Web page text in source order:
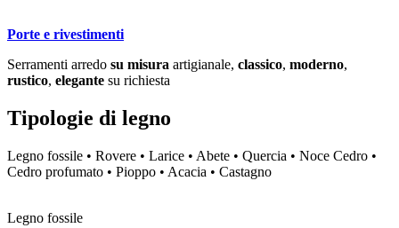
Porte e rivestimenti
Serramenti arredo su misura artigianale, classico, moderno,
rustico, elegante su richiesta
Tipologie di legno
Legno fossile • Rovere • Larice • Abete • Quercia • Noce Cedro •
Cedro profumato • Pioppo • Acacia • Castagno
Legno fossile